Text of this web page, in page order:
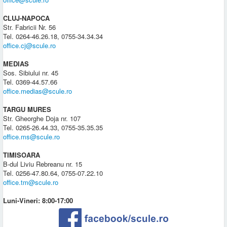
CLUJ-NAPOCA
Str. Fabricii Nr. 56
Tel. 0264-46.26.18, 0755-34.34.34
office.cj@scule.ro
MEDIAS
Sos. Sibiului nr. 45
Tel. 0369-44.57.66
office.medias@scule.ro
TARGU MURES
Str. Gheorghe Doja nr. 107
Tel. 0265-26.44.33, 0755-35.35.35
office.ms@scule.ro
TIMISOARA
B-dul Liviu Rebreanu nr. 15
Tel. 0256-47.80.64, 0755-07.22.10
office.tm@scule.ro
Luni-Vineri: 8:00-17:00